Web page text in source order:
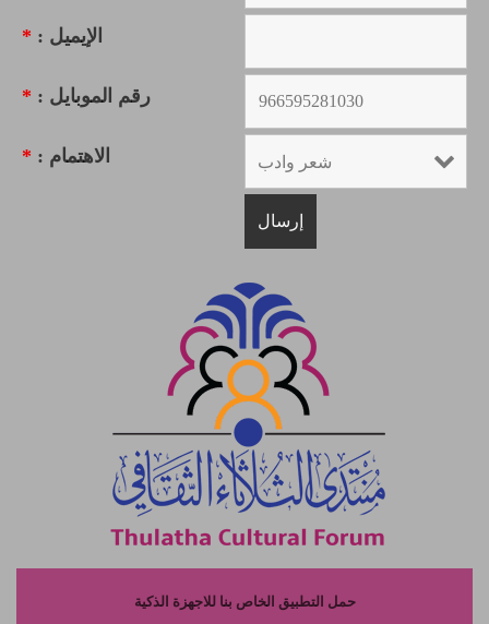
الإيميل : *
رقم الموبايل : *
الاهتمام : *
حمل التطبيق الخاص بنا للاجهزة الذكية